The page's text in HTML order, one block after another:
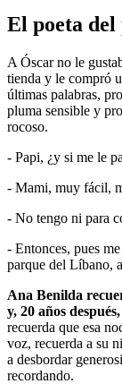
El poeta del
A Óscar no le
tienda y le compró
últimas palabras,
pluma sensible y
rocoso.
- Papi, ¿y si me le
- Mami, muy fácil,
- No tengo ni para
- Entonces, pues
parque del Líbano,
Ana Benilda
y, 20 años
recuerda que esa
voz, recuerda a su
a desbordar
recordando.